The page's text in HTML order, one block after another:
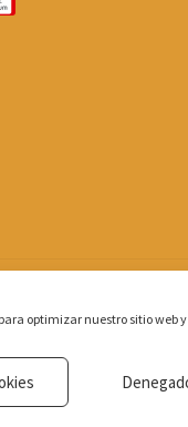
optimizar nuestro sitio web